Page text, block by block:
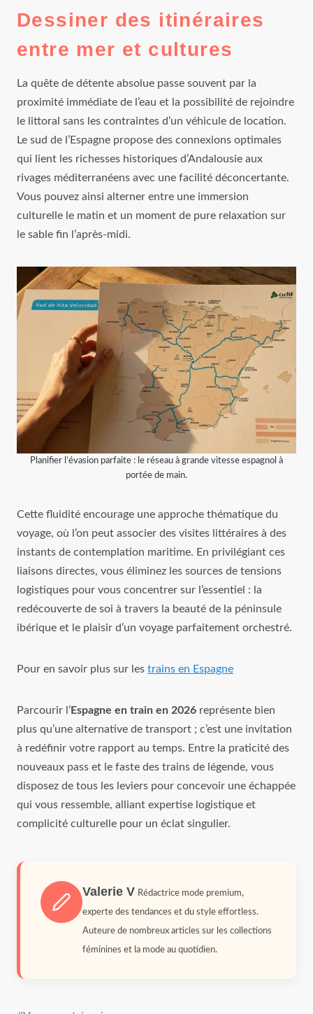
Dessiner des itinéraires
entre mer et cultures
La quête de détente absolue passe souvent par la
proximité immédiate de l’eau et la possibilité de rejoindre
le littoral sans les contraintes d’un véhicule de location.
Le sud de l’Espagne propose des connexions optimales
qui lient les richesses historiques d’Andalousie aux
rivages méditerranéens avec une facilité déconcertante.
Vous pouvez ainsi alterner entre une immersion
culturelle le matin et un moment de pure relaxation sur
le sable fin l’après-midi.
Planifier l’évasion parfaite : le réseau à grande vitesse espagnol à
portée de main.
Cette fluidité encourage une approche thématique du
voyage, où l’on peut associer des visites littéraires à des
instants de contemplation maritime. En privilégiant ces
liaisons directes, vous éliminez les sources de tensions
logistiques pour vous concentrer sur l’essentiel : la
redécouverte de soi à travers la beauté de la péninsule
ibérique et le plaisir d’un voyage parfaitement orchestré.
Pour en savoir plus sur les trains en Espagne
Parcourir l’Espagne en train en 2026 représente bien
plus qu’une alternative de transport ; c’est une invitation
à redéfinir votre rapport au temps. Entre la praticité des
nouveaux pass et le faste des trains de légende, vous
disposez de tous les leviers pour concevoir une échappée
qui vous ressemble, alliant expertise logistique et
complicité culturelle pour un éclat singulier.
Valerie V Rédactrice mode premium,
experte des tendances et du style effortless.
Auteure de nombreux articles sur les collections
féminines et la mode au quotidien.